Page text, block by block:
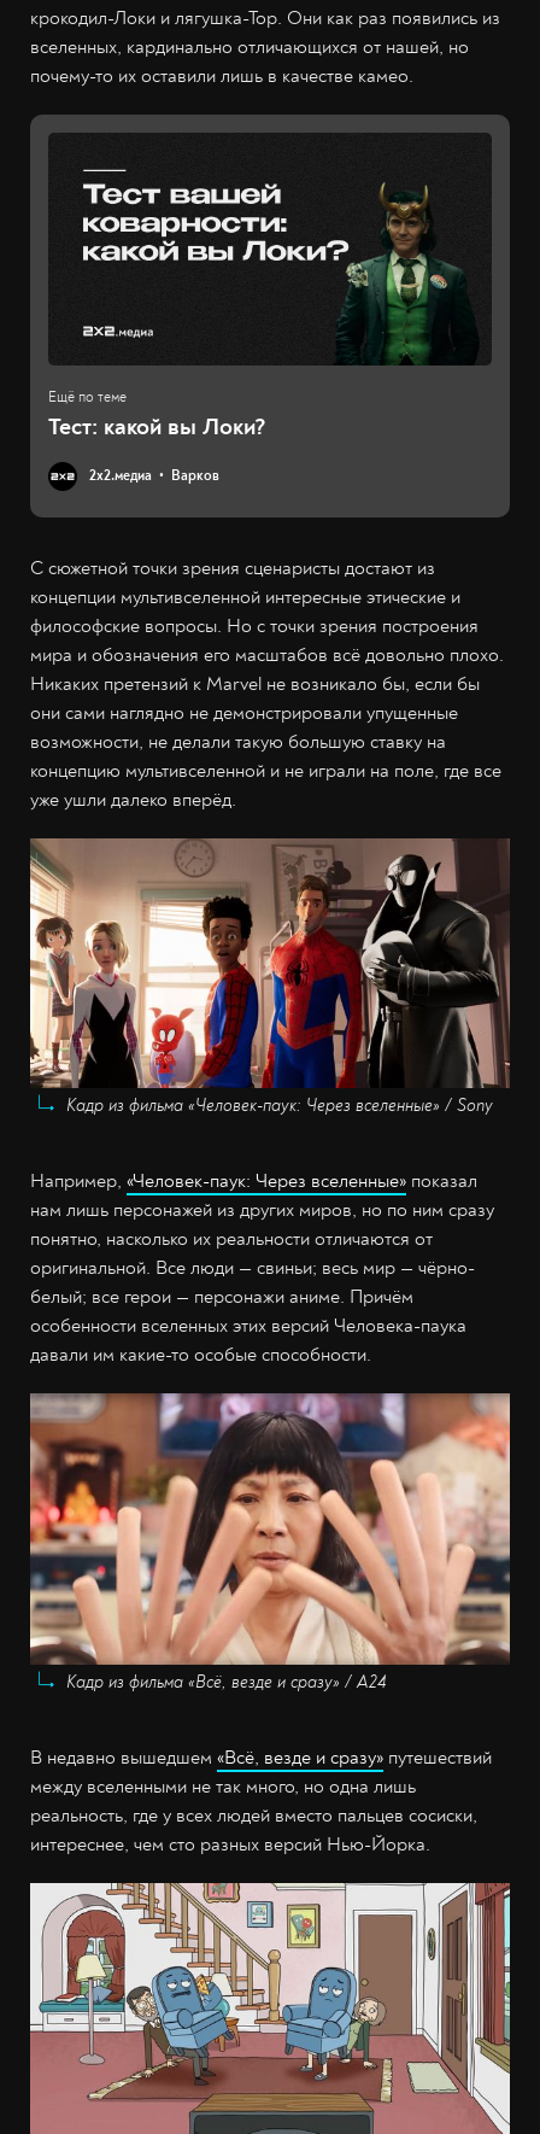
крокодил-Локи и лягушка-Тор. Они как раз появились из
вселенных, кардинально отличающихся от нашей, но
почему-то их оставили лишь в качестве камео.
Тест: какой вы Локи?
2х2.медиа Варков
С сюжетной точки зрения сценаристы достают из
концепции мультивселенной интересные этические и
философские вопросы. Но с точки зрения построения
мира и обозначения его масштабов всё довольно плохо.
Никаких претензий к Marvel не возникало бы, если бы
они сами наглядно не демонстрировали упущенные
возможности, не делали такую большую ставку на
концепцию мультивселенной и не играли на поле, где все
уже ушли далеко вперёд.
Кадр из фильма «Человек-паук: Через вселенные» / Sony
Например, «Человек-паук: Через вселенные» показал
нам лишь персонажей из других миров, но по ним сразу
понятно, насколько их реальности отличаются от
оригинальной. Все люди — свиньи; весь мир — чёрно-
белый; все герои — персонажи аниме. Причём
особенности вселенных этих версий Человека-паука
давали им какие-то особые способности.
Кадр из фильма «Всё, везде и сразу» / A24
В недавно вышедшем «Всё, везде и сразу» путешествий
между вселенными не так много, но одна лишь
реальность, где у всех людей вместо пальцев сосиски,
интереснее, чем сто разных версий Нью-Йорка.